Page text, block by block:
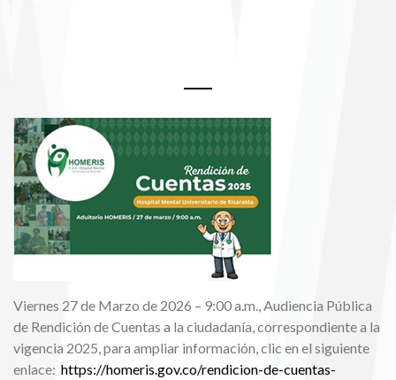
Viernes 27 de Marzo de 2026 – 9:00 a.m., Audiencia Pública
de Rendición de Cuentas a la ciudadanía, correspondiente a la
vigencia 2025, para ampliar información, clic en el siguiente
enlace: https://homeris.gov.co/rendicion-de-cuentas-